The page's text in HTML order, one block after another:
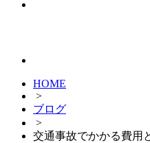
HOME
>
ブログ
>
交通事故でかかる費用